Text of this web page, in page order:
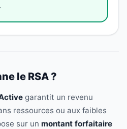
le RSA ?
garantit un revenu
ressources ou aux faibles
sur un montant forfaitaire